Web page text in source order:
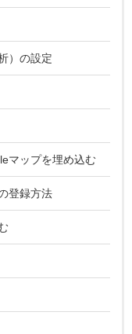
）の設定
マップを埋め込む
登録方法